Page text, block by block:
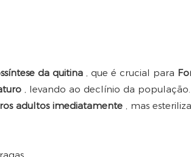
da quitina , que é crucial para
, levando ao declínio da população.
adultos imediatamente , mas